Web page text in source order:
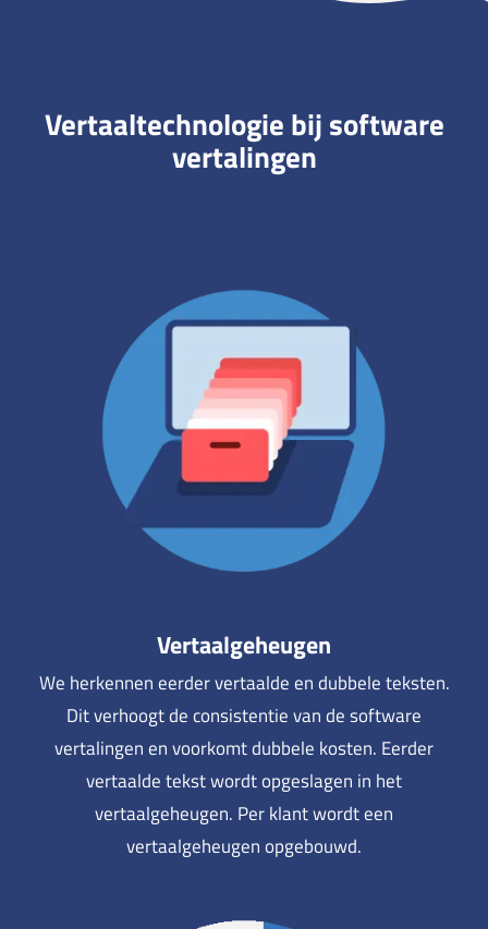
Vertaaltechnologie bij software
vertalingen
Vertaalgeheugen
We herkennen eerder vertaalde en dubbele teksten.
Dit verhoogt de consistentie van de software
vertalingen en voorkomt dubbele kosten. Eerder
vertaalde tekst wordt opgeslagen in het
vertaalgeheugen. Per klant wordt een
vertaalgeheugen opgebouwd.